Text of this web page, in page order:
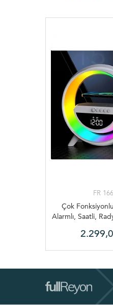
FR
Çok
Alarmlı, Saatli,